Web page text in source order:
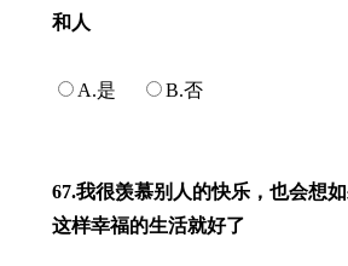
和人
A.是 B.否
67.我很羡慕别人的快乐，也会想
这样幸福的生活就好了